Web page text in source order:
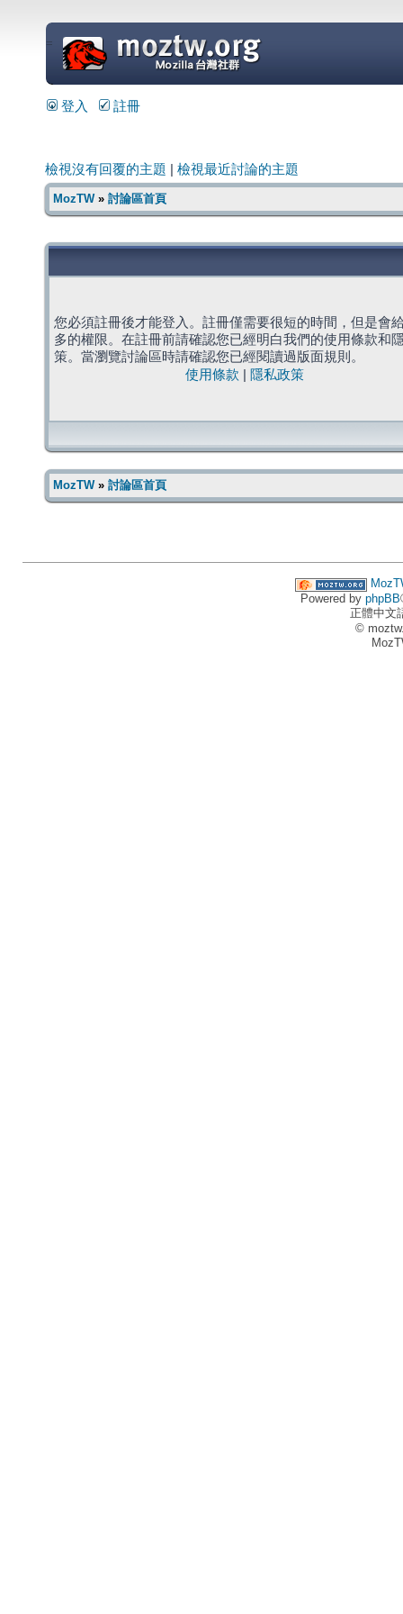
=
登入 註冊
檢視沒有回覆的主題 檢視最近討論的主題
MozTW» 討論區首頁
您必須註冊後才能登入。註冊僅需要很短的時間，但是會
多的權限。在註冊前請確認您已經明白我們的使用條款和
策。當瀏覽討論區時請確認您已經閱讀過版面規則。
使用條款
隱私政策
MozTW» 討論區首頁
Powered by phpBB
正體中文
©